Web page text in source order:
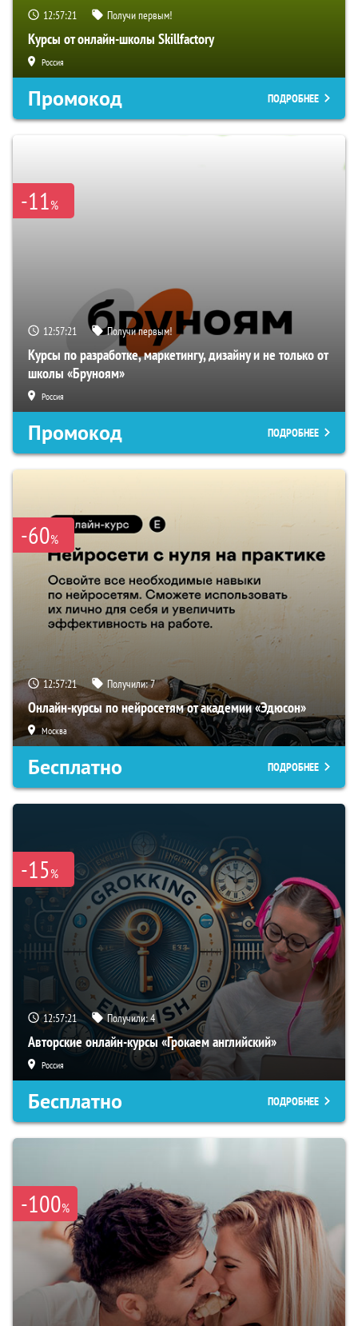
12:57:20 Получи первым!
Курсы от онлайн-школы Skillfactory
Россия
Промокод ПОДРОБНЕЕ
-11%
12:57:20 Получи первым!
Курсы по разработке, маркетингу, дизайну и не только от
школы «Бруноям»
Россия
Промокод ПОДРОБНЕЕ
-60%
12:57:20 Получили:7
Онлайн-курсы по нейросетям от академии «Эдюсон»
Москва
Бесплатно ПОДРОБНЕЕ
-15%
12:57:20 Получили:4
Авторские онлайн-курсы «Грокаем английский»
Россия
Бесплатно ПОДРОБНЕЕ
-100%